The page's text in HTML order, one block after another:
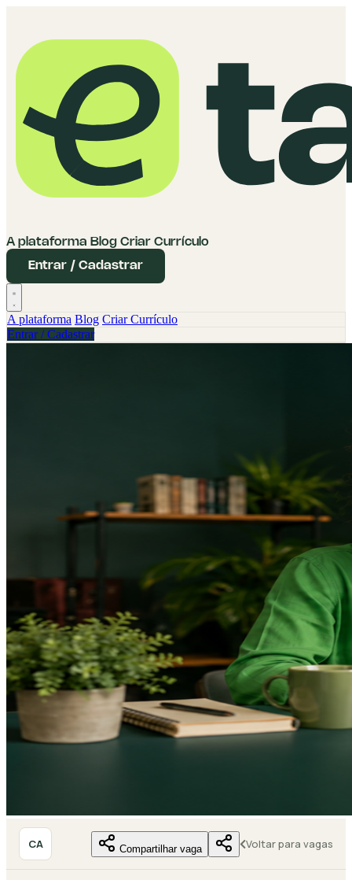
A plataforma Blog Criar Currículo
Entrar / Cadastrar
A plataforma Blog Criar Currículo
Entrar / Cadastrar
CA Compartilhar vaga Voltar para vagas